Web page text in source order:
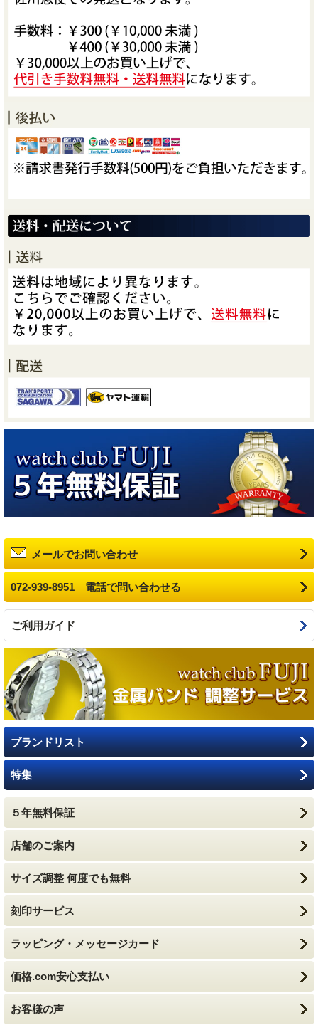
メールでお問い合わせ
072-939-8951 電話で問い合わせる
ご利用ガイド
ブランドリスト
特集
５年無料保証
店舗のご案内
サイズ調整 何度でも無料
刻印サービス
ラッピング・メッセージカード
価格.com安心支払い
お客様の声